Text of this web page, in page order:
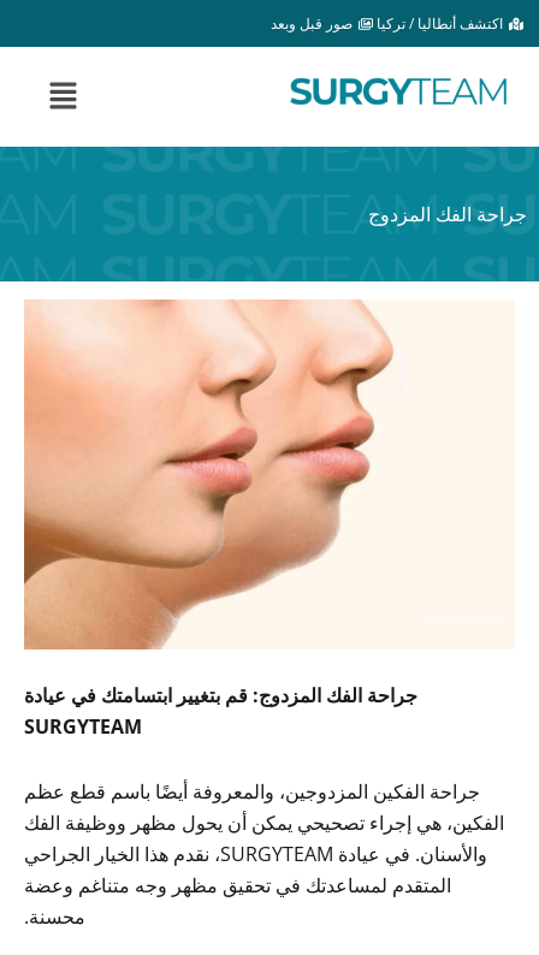
تخطي
إلى
المحتوى
اكتشف أنطاليا / تركيا صور قبل وبعد
القائمة
جراحة الفك المزدوج
جراحة الفك المزدوج: قم بتغيير ابتسامتك في عيادة
SURGYTEAM
جراحة الفكين المزدوجين، والمعروفة أيضًا باسم قطع عظم
الفكين، هي إجراء تصحيحي يمكن أن يحول مظهر ووظيفة الفك
والأسنان. في عيادة SURGYTEAM، نقدم هذا الخيار الجراحي
المتقدم لمساعدتك في تحقيق مظهر وجه متناغم وعضة
محسنة.